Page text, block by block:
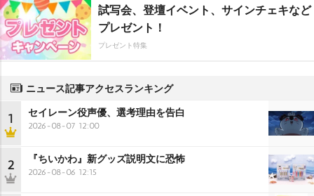
試写会、登壇イベント、サインチェキなど
プレゼント！
プレゼント特集
ニュース記事アクセスランキング
1 セイレーン役声優、選考理由を告白
2026-08-07 12:00
2 『ちいかわ』新グッズ説明文に恐怖
2026-08-06 12:15